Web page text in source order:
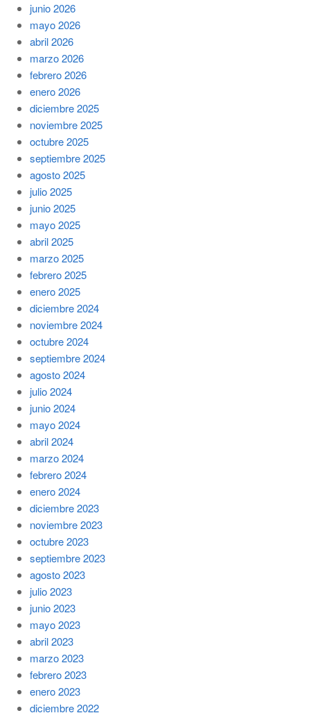
junio 2026
mayo 2026
abril 2026
marzo 2026
febrero 2026
enero 2026
diciembre 2025
noviembre 2025
octubre 2025
septiembre 2025
agosto 2025
julio 2025
junio 2025
mayo 2025
abril 2025
marzo 2025
febrero 2025
enero 2025
diciembre 2024
noviembre 2024
octubre 2024
septiembre 2024
agosto 2024
julio 2024
junio 2024
mayo 2024
abril 2024
marzo 2024
febrero 2024
enero 2024
diciembre 2023
noviembre 2023
octubre 2023
septiembre 2023
agosto 2023
julio 2023
junio 2023
mayo 2023
abril 2023
marzo 2023
febrero 2023
enero 2023
diciembre 2022